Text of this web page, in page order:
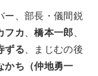
ー、部長・儀間鋭
フカ 、橋本一郎
ずる 、まじむの後
かち（仲地勇一